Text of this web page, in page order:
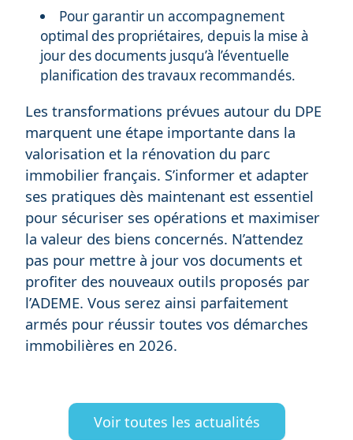
Pour garantir un accompagnement
optimal des propriétaires, depuis la mise à
jour des documents jusqu’à l’éventuelle
planification des travaux recommandés.
Les transformations prévues autour du DPE
marquent une étape importante dans la
valorisation et la rénovation du parc
immobilier français. S’informer et adapter
ses pratiques dès maintenant est essentiel
pour sécuriser ses opérations et maximiser
la valeur des biens concernés. N’attendez
pas pour mettre à jour vos documents et
profiter des nouveaux outils proposés par
l’ADEME. Vous serez ainsi parfaitement
armés pour réussir toutes vos démarches
immobilières en 2026.
Voir toutes les actualités